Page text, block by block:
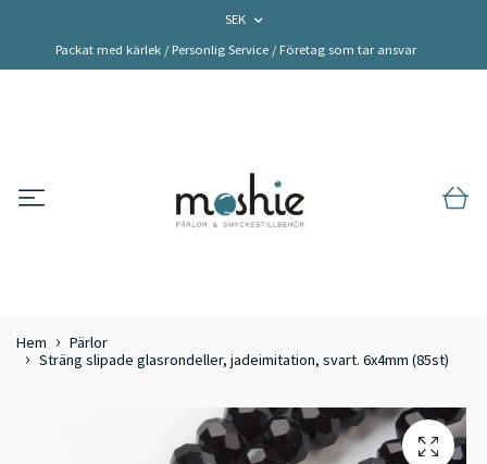
SEK
Packat med kärlek / Personlig Service / Företag som tar ansvar
Hem
Pärlor
Sträng slipade glasrondeller, jadeimitation, svart. 6x4mm (85st)